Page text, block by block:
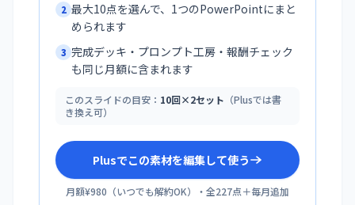
2 最大10点を選んで、1つのPowerPointにまと
められます
3 完成デッキ・プロンプト工房・報酬チェック
も同じ月額に含まれます
このスライドの目安： 10回×2セット （Plusでは書
き換え可）
Plusでこの素材を編集して使う
月額¥980 （いつでも解約OK）・全227点＋毎月追加